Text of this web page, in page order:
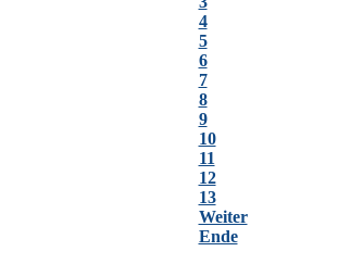
4
5
6
7
8
9
10
11
12
13
Weiter
Ende